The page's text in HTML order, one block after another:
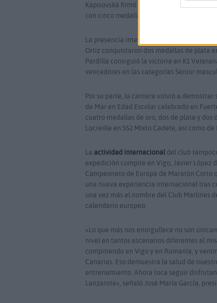
Kapisovská firmó una brillante actuación
con cinco medallas de oro.
La presencia internacional del club
Ortiz conquistaron dos medallas de plata
Pardilla consiguió la victoria en K1
vencedores en las categorías Sénior
Por su parte, la cantera volvió a
de Mar en Edad Escolar celebrado en
cuatro medallas de oro, dos de plata y
Locreille en SS2 Mixto Cadete, así como
La actividad internacionaldel club
expedición compite en Vigo, Javier López
Campeonato de Europa de Maratón Corto
una nueva experiencia internacional tras
una vez más el nombre del Club Marlines
calendario europeo.
«Lo que más nos enorgullece no son
nivel en tantos escenarios diferentes al
compitiendo en Vigo y en Rumanía, y
Canarias. Eso demuestra la salud de
entrenamiento. Ahora toca seguir
Lanzarote», señaló José María García,